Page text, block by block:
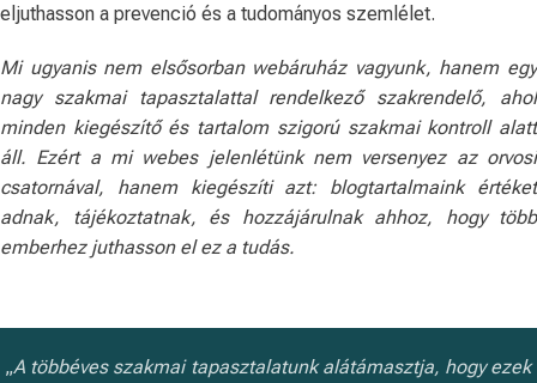
eljuthasson a prevenció és a tudományos szemlélet.
Mi ugyanis nem elsősorban webáruház vagyunk, hanem egy
nagy szakmai tapasztalattal rendelkező szakrendelő, ahol
minden kiegészítő és tartalom szigorú szakmai kontroll alatt
áll. Ezért a mi webes jelenlétünk nem versenyez az orvosi
csatornával, hanem kiegészíti azt: blogtartalmaink értéket
adnak, tájékoztatnak, és hozzájárulnak ahhoz, hogy több
emberhez juthasson el ez a tudás.
„A többéves szakmai tapasztalatunk alátámasztja, hogy ezek